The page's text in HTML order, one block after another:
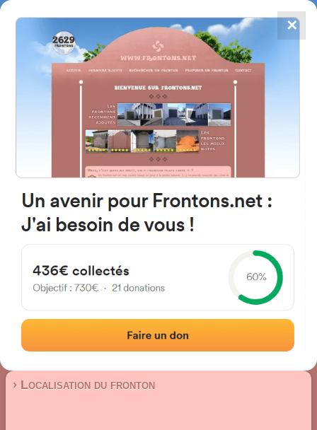
FRONTONS.NET
RECHERCHER UN FRONTON
PROPOSER UN FRONTON
4867
frontons
31696 Lintzoain, Navarra
Calle San Saturnino 11
Fronton mur à gauche
Localisation|Photos|Commentaires et avis
› Localisation du fronton
✕